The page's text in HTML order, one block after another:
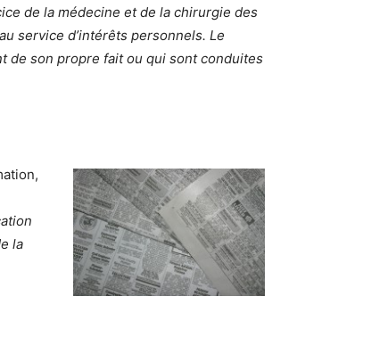
de la médecine et de la chirurgie des
service d’intérêts personnels. Le
de son propre fait ou qui sont conduites
la